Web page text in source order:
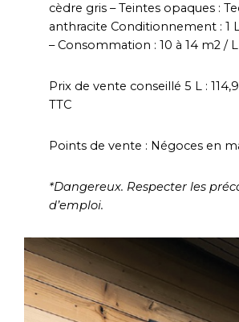
cèdre gris – Teintes opaques :
anthracite Conditionnement : 1
– Consommation : 10 à 14 m2 /
Prix de vente conseillé 5 L :
TTC
Points de vente : Négoces en
*Dangereux. Respecter les
d’emploi.